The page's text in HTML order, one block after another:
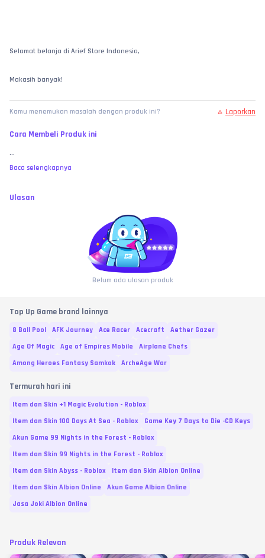
Selamat belanja di Arief Store Indonesia,
Makasih banyak!
Kamu menemukan masalah dengan produk ini? Laporkan
Cara Membeli Produk ini
...
Baca selengkapnya
Ulasan
Belum ada ulasan produk
Top Up Game brand lainnya
8 Ball Pool AFK Journey Ace Racer Acecraft
Aether Gazer
Age Of Magic
Age of Empires Mobile
Airplane Chefs
Among Heroes Fantasy Samkok
ArcheAge War
Termurah hari ini
Item dan Skin +1 Magic Evolution - Roblox
Item dan Skin 100 Days At Sea - Roblox
Game Key 7 Days to Die -CD Keys
Akun Game 99 Nights in the Forest - Roblox
Item dan Skin 99 Nights in the Forest - Roblox
Item dan Skin Abyss - Roblox
Item dan Skin Albion Online
Item dan Skin Albion Online
Akun Game Albion Online
Jasa Joki Albion Online
Produk Relevan